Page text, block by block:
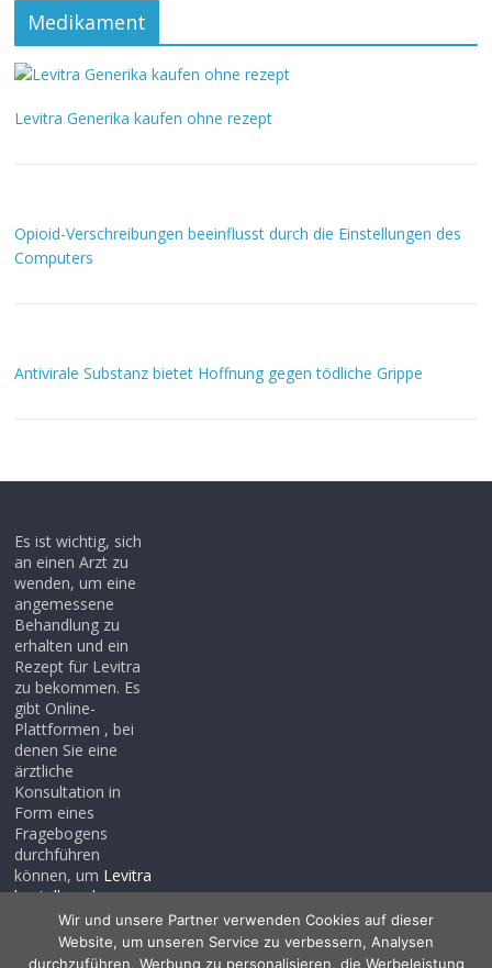
Medikament
Levitra Generika kaufen ohne rezept
Opioid-Verschreibungen beeinflusst durch die Einstellungen des
Computers
Antivirale Substanz bietet Hoffnung gegen tödliche Grippe
Es ist wichtig, sich
an einen Arzt zu
wenden, um eine
angemessene
Behandlung zu
erhalten und ein
Rezept für Levitra
zu bekommen. Es
gibt Online-
Plattformen , bei
denen Sie eine
ärztliche
Konsultation in
Form eines
Fragebogens
durchführen
können, um Levitra
bestellen ohne
rezept, auch wenn
Sie noch kein
Rezept haben .
Wir und unsere Partner verwenden Cookies auf dieser
Website, um unseren Service zu verbessern, Analysen
durchzuführen, Werbung zu personalisieren, die Werbeleistung